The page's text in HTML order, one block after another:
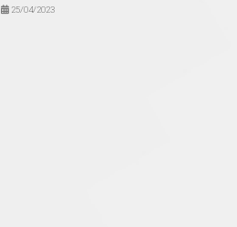
25/04/2023